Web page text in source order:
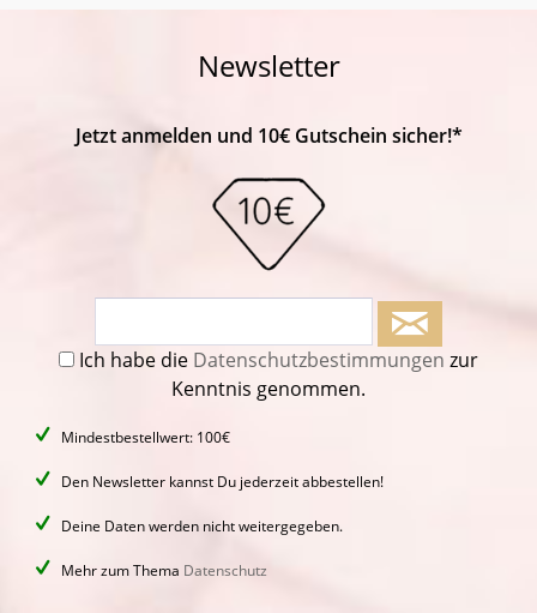
Newsletter
Jetzt anmelden und 10€ Gutschein sicher!*
Ich habe die Datenschutzbestimmungen zur
Kenntnis genommen.
Mindestbestellwert: 100€
Den Newsletter kannst Du jederzeit abbestellen!
Deine Daten werden nicht weitergegeben.
Mehr zum Thema Datenschutz